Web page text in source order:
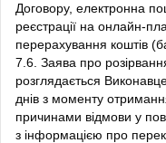
Договору, електронна
реєстрації на онлайн-
перерахування коштів
7.6. Заява про
розглядається
днів з моменту
причинами відмови у
з інформацією про